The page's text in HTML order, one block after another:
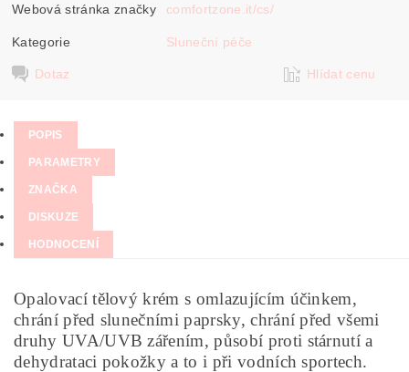
Webová stránka značky comfortzone.it/cs/
Kategorie Sluneční péče
Dotaz Hlídat cenu
POPIS
PARAMETRY
ZNAČKA
DISKUZE
HODNOCENÍ
Opalovací tělový krém s omlazujícím účinkem,
chrání před slunečními paprsky, chrání před všemi
druhy UVA/UVB zářením, působí proti stárnutí a
dehydrataci pokožky a to i při vodních sportech.